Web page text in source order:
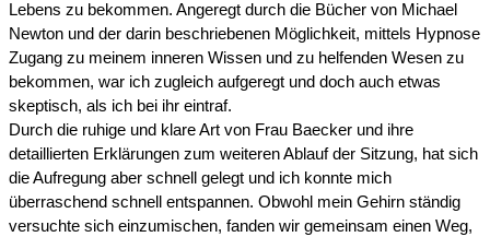
Lebens zu bekommen. Angeregt durch die Bücher von Michael
Newton und der darin beschriebenen Möglichkeit, mittels Hypnose
Zugang zu meinem inneren Wissen und zu helfenden Wesen zu
bekommen, war ich zugleich aufgeregt und doch auch etwas
skeptisch, als ich bei ihr eintraf.
Durch die ruhige und klare Art von Frau Baecker und ihre
detaillierten Erklärungen zum weiteren Ablauf der Sitzung, hat sich
die Aufregung aber schnell gelegt und ich konnte mich
überraschend schnell entspannen. Obwohl mein Gehirn ständig
versuchte sich einzumischen, fanden wir gemeinsam einen Weg,